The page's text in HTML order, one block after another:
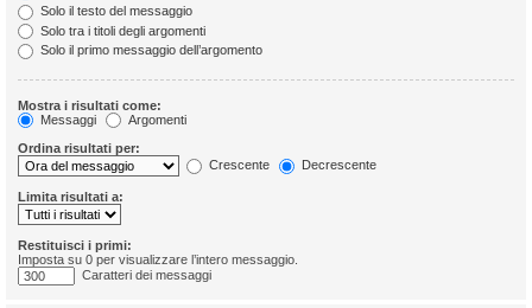
Solo il testo del messaggio
Solo tra i titoli degli argomenti
Solo il primo messaggio dell’argomento
Mostra i risultati come:
Messaggi
Argomenti
Ordina risultati per:
Crescente
Decrescente
Limita risultati a:
Restituisci i primi:
Imposta su 0 per visualizzare l’intero messaggio.
Caratteri dei messaggi